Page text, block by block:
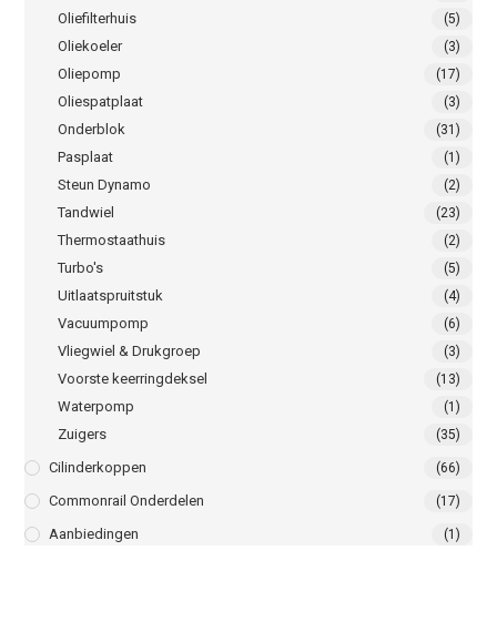
Oliefilterhuis (5)
Oliekoeler (3)
Oliepomp (17)
Oliespatplaat (3)
Onderblok (31)
Pasplaat (1)
Steun Dynamo (2)
Tandwiel (23)
Thermostaathuis (2)
Turbo's (5)
Uitlaatspruitstuk (4)
Vacuumpomp (6)
Vliegwiel & Drukgroep (3)
Voorste keerringdeksel (13)
Waterpomp (1)
Zuigers (35)
Cilinderkoppen (66)
Commonrail Onderdelen (17)
Aanbiedingen (1)